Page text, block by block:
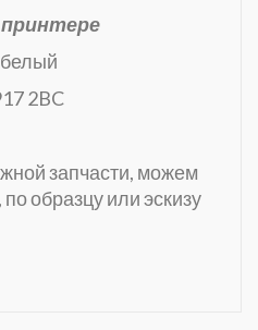
принтере
2BC
запчасти, можем
по образцу или эскизу